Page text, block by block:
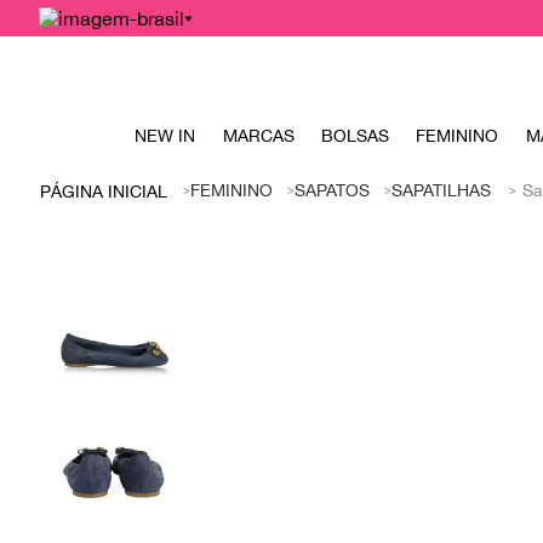
NEW IN MARCAS BOLSAS FEMININO
FEMININO SAPATOS SAPATILHAS